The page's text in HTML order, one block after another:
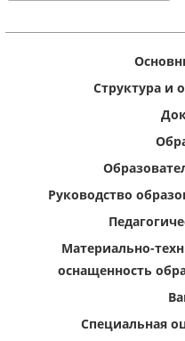
Структура и
Руководство
Материально-
оснащенность
Специальная